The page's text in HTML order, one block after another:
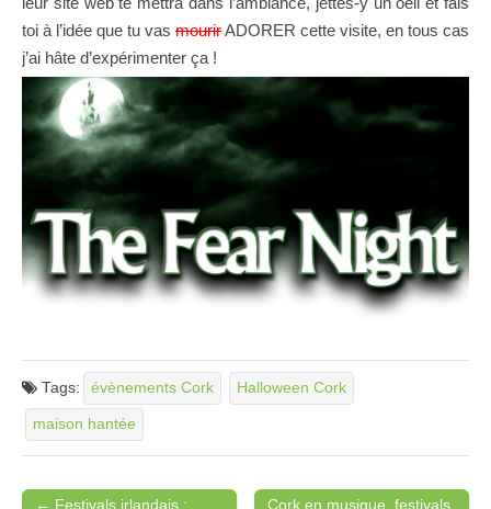
toi à l’idée que tu vas mourirADORER cette visite, en tous cas
j’ai hâte d’expérimenter ça !
Tags: évènements Cork Halloween Cork
maison hantée
← Festivals irlandais :
Cork en musique, festivals